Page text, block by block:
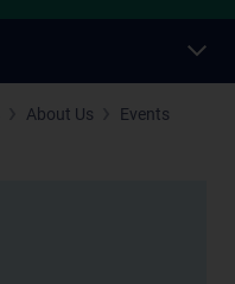
About Us
Events